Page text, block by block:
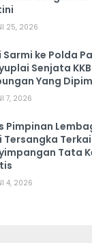
25, 2026
Sarmi ke Polda
Senjata
Yang
7, 2026
Pimpinan
Tersangka
Tata
4, 2026